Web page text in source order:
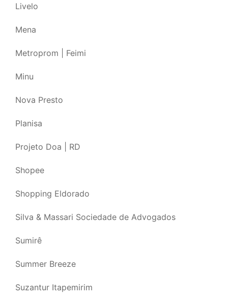
Livelo
Mena
Metroprom | Feimi
Minu
Nova Presto
Planisa
Projeto Doa | RD
Shopee
Shopping Eldorado
Silva & Massari Sociedade de Advogados
Sumirê
Summer Breeze
Suzantur Itapemirim